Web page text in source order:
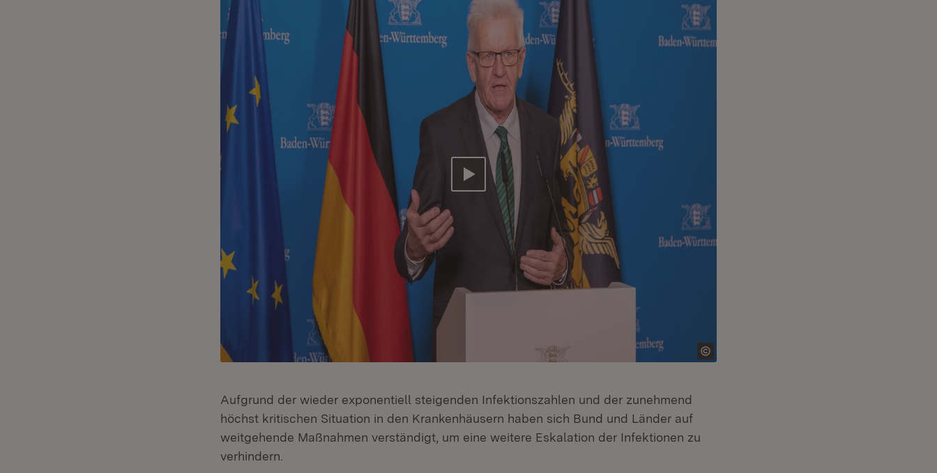
Video abspielen
Aufgrund der wieder exponentiell steigenden Infektionszahlen und der zunehmend
höchst kritischen Situation in den Krankenhäusern haben sich Bund und Länder auf
weitgehende Maßnahmen verständigt, um eine weitere Eskalation der Infektionen zu
verhindern.